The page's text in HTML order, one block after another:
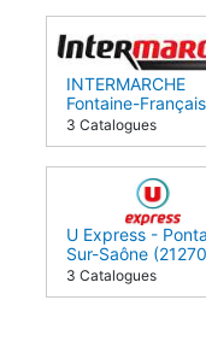
INTERMARCHE
Fontaine-
(21610)
3 Catalogues
U Express -
Sur-Saône
3 Catalogues